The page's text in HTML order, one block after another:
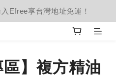
Efree享台灣地址免運！
區】複方精油